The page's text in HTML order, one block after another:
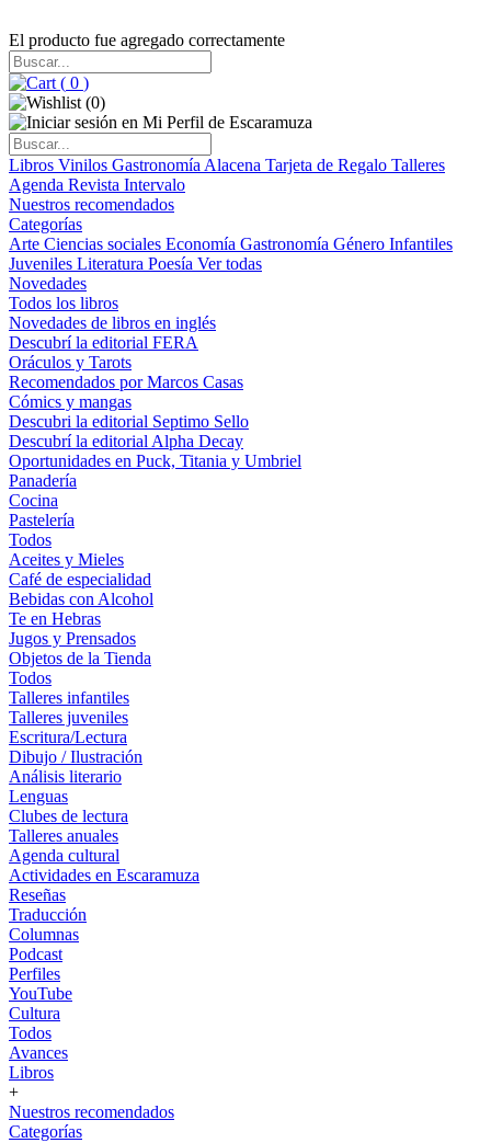
El producto fue agregado correctamente
( 0 )
(0)
Libros Vinilos Gastronomía Alacena Tarjeta de Regalo Talleres
Agenda Revista Intervalo
Nuestros recomendados
Categorías
Arte Ciencias sociales Economía Gastronomía Género Infantiles
Juveniles Literatura Poesía Ver todas
Novedades
Todos los libros
Novedades de libros en inglés
Descubrí la editorial FERA
Oráculos y Tarots
Recomendados por Marcos Casas
Cómics y mangas
Descubri la editorial Septimo Sello
Descubrí la editorial Alpha Decay
Oportunidades en Puck, Titania y Umbriel
Panadería
Cocina
Pastelería
Todos
Aceites y Mieles
Café de especialidad
Bebidas con Alcohol
Te en Hebras
Jugos y Prensados
Objetos de la Tienda
Todos
Talleres infantiles
Talleres juveniles
Escritura/Lectura
Dibujo / Ilustración
Análisis literario
Lenguas
Clubes de lectura
Talleres anuales
Agenda cultural
Actividades en Escaramuza
Reseñas
Traducción
Columnas
Podcast
Perfiles
YouTube
Cultura
Todos
Avances
Libros
+
Nuestros recomendados
Categorías